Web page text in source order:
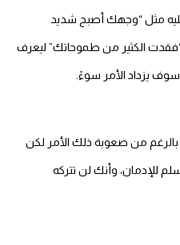
مثل “وجهك أصبح شديد
الكثير من طموحاتك” ليعرف
سوف يزداد الأمر سوءً.
بالرغم من صعوبة ذلك الأمر لكن
للإدمان، وأنك لن تتركه